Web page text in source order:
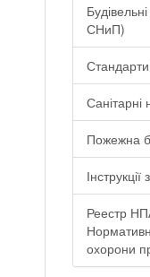
СНиП)
Санітарні
Пожежна
Реестр
охорони